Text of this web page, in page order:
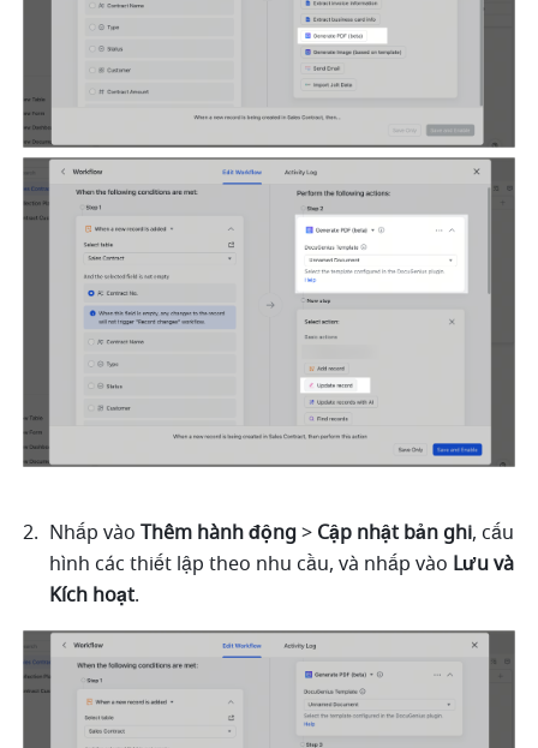
Nhấp vào Thêm hành động > Cập nhật bản ghi, cấu
hình các thiết lập theo nhu cầu, và nhấp vào Lưu và
Kích hoạt.